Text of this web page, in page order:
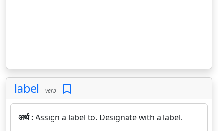
label verb
अर्थ : Assign a label to. Designate with a label.